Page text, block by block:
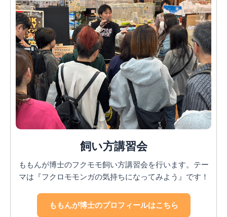
飼い方講習会
ももんが博士のフクモモ飼い方講習会を行います。テー
マは『フクロモモンガの気持ちになってみよう』です！
ももんが博士のプロフィールはこちら